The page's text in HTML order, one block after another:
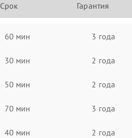
Срок Гарантия
60 мин 3 года
30 мин 2 года
50 мин 2 года
70 мин 3 года
40 мин 2 года